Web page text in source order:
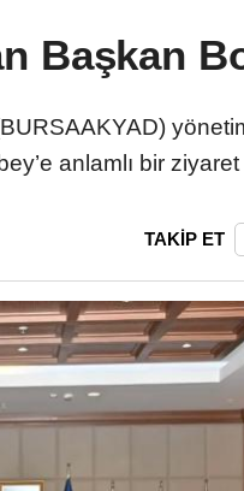
Başkan
anlamlı bir
TAKİP ET